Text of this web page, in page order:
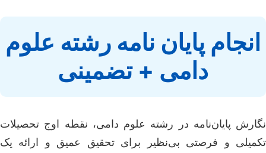
انجام پایان نامه رشته علوم
دامی + تضمینی
نگارش پایان‌نامه در رشته علوم دامی، نقطه اوج تحصیلات
تکمیلی و فرصتی بی‌نظیر برای تحقیق عمیق و ارائه یک